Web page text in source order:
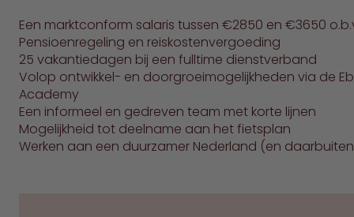
Een marktconform salaris tussen €2850 en €3650
Pensioenregeling en reiskostenvergoeding
25 vakantiedagen bij een fulltime dienstverband
Volop ontwikkel- en doorgroeimogelijkheden via de
Academy
Een informeel en gedreven team met korte lijnen
Mogelijkheid tot deelname aan het fietsplan
Werken aan een duurzamer Nederland (en